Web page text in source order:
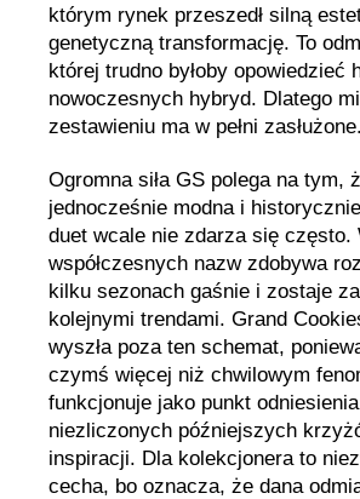
którym rynek przeszedł silną
genetyczną transformację. To
której trudno byłoby opowiedzieć
nowoczesnych hybryd. Dlatego
zestawieniu ma w pełni zasłużone.
Ogromna siła GS polega na tym,
jednocześnie modna i
duet wcale nie zdarza się często.
współczesnych nazw zdobywa
kilku sezonach gaśnie i zostaje
kolejnymi trendami. Grand
wyszła poza ten schemat,
czymś więcej niż chwilowym
funkcjonuje jako punkt
niezliczonych późniejszych
inspiracji. Dla kolekcjonera to
cecha, bo oznacza, że dana